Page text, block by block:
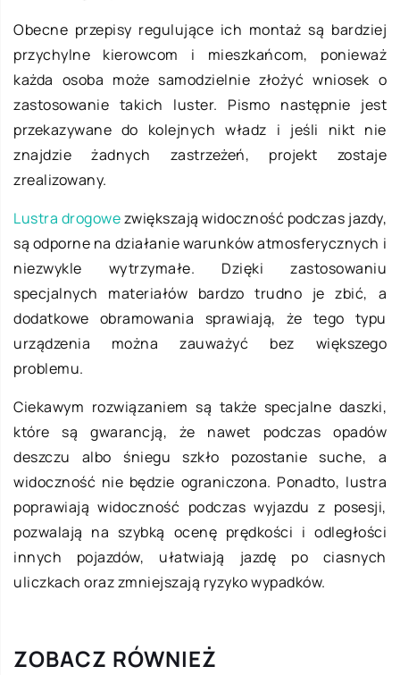
Obecne przepisy regulujące ich montaż są bardziej
przychylne kierowcom i mieszkańcom, ponieważ
każda osoba może samodzielnie złożyć wniosek o
zastosowanie takich luster. Pismo następnie jest
przekazywane do kolejnych władz i jeśli nikt nie
znajdzie żadnych zastrzeżeń, projekt zostaje
zrealizowany.
Lustra drogowezwiększają widoczność podczas jazdy,
są odporne na działanie warunków atmosferycznych i
niezwykle wytrzymałe. Dzięki zastosowaniu
specjalnych materiałów bardzo trudno je zbić, a
dodatkowe obramowania sprawiają, że tego typu
urządzenia można zauważyć bez większego
problemu.
Ciekawym rozwiązaniem są także specjalne daszki,
które są gwarancją, że nawet podczas opadów
deszczu albo śniegu szkło pozostanie suche, a
widoczność nie będzie ograniczona. Ponadto, lustra
poprawiają widoczność podczas wyjazdu z posesji,
pozwalają na szybką ocenę prędkości i odległości
innych pojazdów, ułatwiają jazdę po ciasnych
uliczkach oraz zmniejszają ryzyko wypadków.
ZOBACZ RÓWNIEŻ